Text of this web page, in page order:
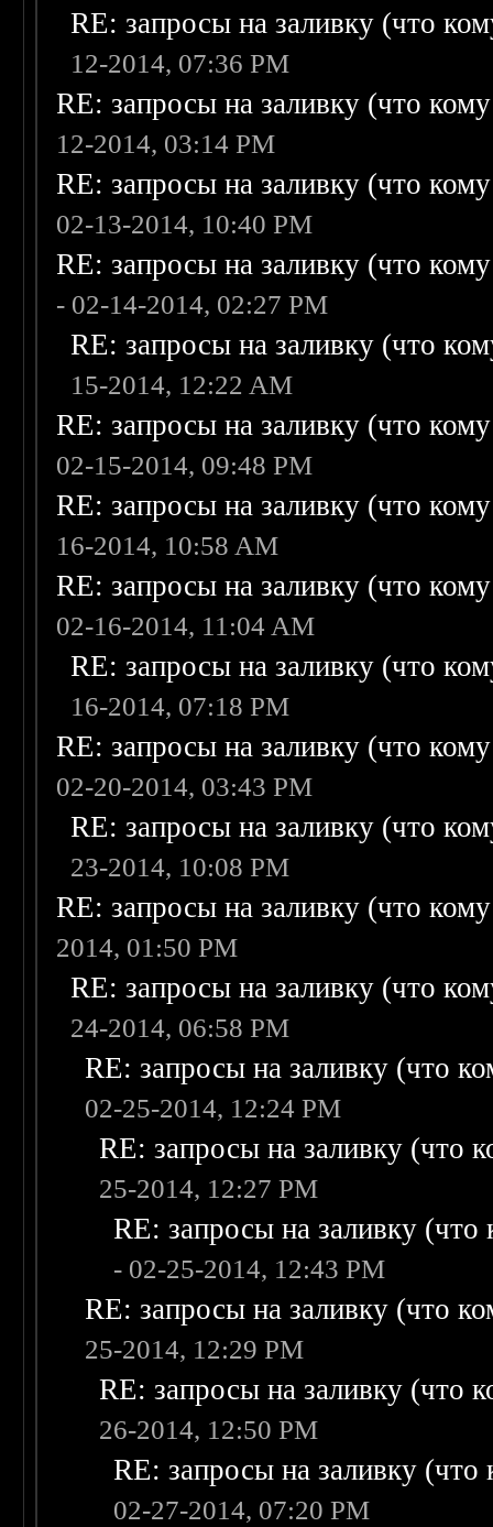
RE: запросы на заливку (что
12-2014, 07:36 PM
RE: запросы на заливку (что
12-2014, 03:14 PM
RE: запросы на заливку (что
02-13-2014, 10:40 PM
RE: запросы на заливку (что
- 02-14-2014, 02:27 PM
RE: запросы на заливку (что
15-2014, 12:22 AM
RE: запросы на заливку (что
02-15-2014, 09:48 PM
RE: запросы на заливку (что
16-2014, 10:58 AM
RE: запросы на заливку (что
02-16-2014, 11:04 AM
RE: запросы на заливку (что
16-2014, 07:18 PM
RE: запросы на заливку (что
02-20-2014, 03:43 PM
RE: запросы на заливку (что
23-2014, 10:08 PM
RE: запросы на заливку (что
2014, 01:50 PM
RE: запросы на заливку (что
24-2014, 06:58 PM
RE: запросы на заливку (что
02-25-2014, 12:24 PM
RE: запросы на заливку (что
25-2014, 12:27 PM
RE: запросы на заливку
- 02-25-2014, 12:43 PM
RE: запросы на заливку (что
25-2014, 12:29 PM
RE: запросы на заливку (что
26-2014, 12:50 PM
RE: запросы на заливку
02-27-2014, 07:20 PM